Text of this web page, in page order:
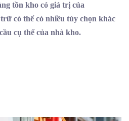
tồn kho có giá trị của
có thể có nhiều tùy chọn khác
cụ thể của nhà kho.